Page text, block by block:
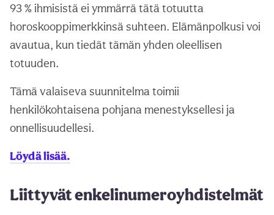
93 % ihmisistä ei ymmärrä tätä totuutta
horoskooppimerkkinsä suhteen. Elämänpolkusi voi
avautua, kun tiedät tämän yhden oleellisen
totuuden.
Tämä valaiseva suunnitelma toimii
henkilökohtaisena pohjana menestyksellesi ja
onnellisuudellesi.
Löydä lisää.
Liittyvät enkelinumeroyhdistelmät